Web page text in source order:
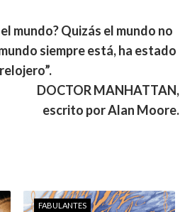
mundo? Quizás el mundo no
siempre está, ha estado
DOCTOR MANHATTAN,
escrito por Alan Moore.
FABULANTES